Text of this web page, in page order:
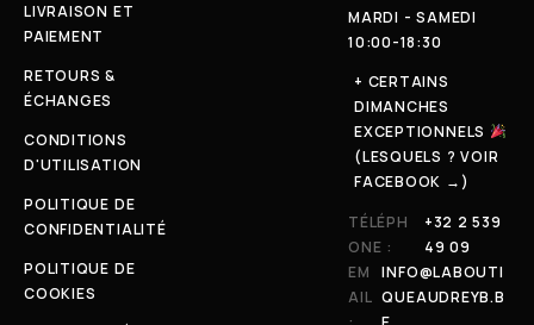
LIVRAISON ET
PAIEMENT
RETOURS &
ÉCHANGES
CONDITIONS
D'UTILISATION
POLITIQUE DE
CONFIDENTIALITÉ
POLITIQUE DE
COOKIES
MARDI - SAMEDI
10:00-18:30
+ CERTAINS
DIMANCHES
EXCEPTIONNELS
(LESQUELS ? VOIR
FACEBOOK →)
TÉLÉPH
ONE :
+32 2 539
49 09
EM
AIL
INFO@LABOUTI
QUEAUDREYB.B